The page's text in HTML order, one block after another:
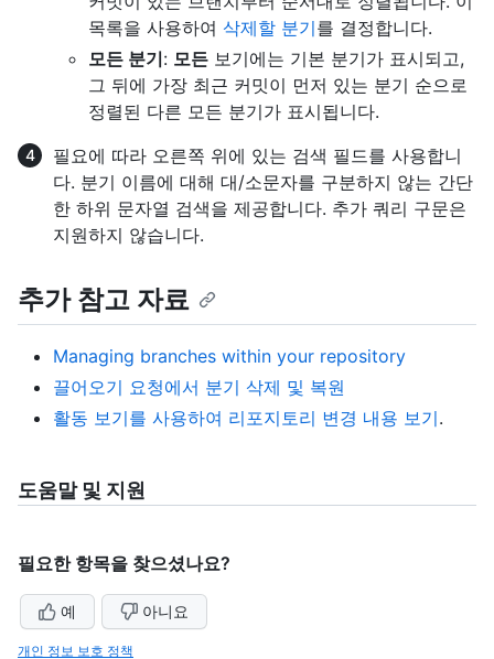
목록을 사용하여 삭제할 분기를 결정합니다.
모든 분기: 모든 보기에는 기본 분기가 표시되고,
그 뒤에 가장 최근 커밋이 먼저 있는 분기 순으로
정렬된 다른 모든 분기가 표시됩니다.
필요에 따라 오른쪽 위에 있는 검색 필드를 사용합니
다. 분기 이름에 대해 대/소문자를 구분하지 않는 간단
한 하위 문자열 검색을 제공합니다. 추가 쿼리 구문은
지원하지 않습니다.
추가 참고 자료
Managing branches within your repository
끌어오기 요청에서 분기 삭제 및 복원
활동 보기를 사용하여 리포지토리 변경 내용 보기.
도움말 및 지원
필요한 항목을 찾으셨나요?
예 아니요
개인 정보 보호 정책